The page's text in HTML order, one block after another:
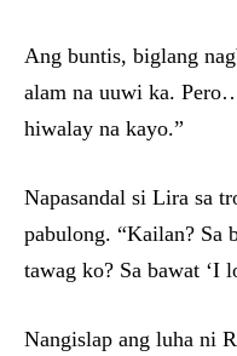
Ang buntis, biglang
alam na uuwi ka.
hiwalay na kayo.”
Napasandal si Lira sa
pabulong. “Kailan? Sa
tawag ko? Sa bawat ‘I
Nangislap ang luha ni